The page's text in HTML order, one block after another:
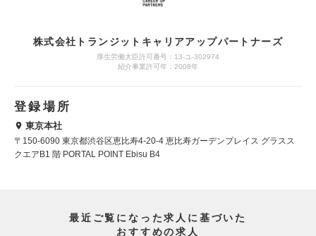
株式会社トランジットキャリアアップパートナーズ
厚生労働大臣許可番号：13-ユ-302974
紹介事業許可年：2008年
登録場所
東京本社
〒150-6090 東京都渋谷区恵比寿4-20-4 恵比寿ガーデンプレイス グラスス
クエアB1 階 PORTAL POINT Ebisu B4
最近ご覧になった求人に基づいた
おすすめの求人